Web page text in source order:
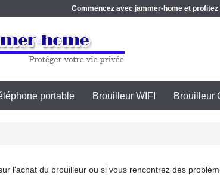
Commencez avec jammer-home et
portable Brouilleur WIFI Brouilleur
l'achat du brouilleur ou si vous rencontrez des